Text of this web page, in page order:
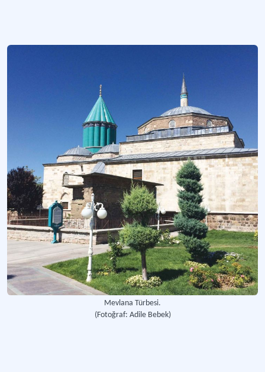
Mevlana Türbesi.
(Fotoğraf: Adile Bebek)